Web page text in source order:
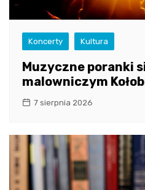
Koncerty Kultura
Muzyczne poranki
malowniczym
7 sierpnia 2026